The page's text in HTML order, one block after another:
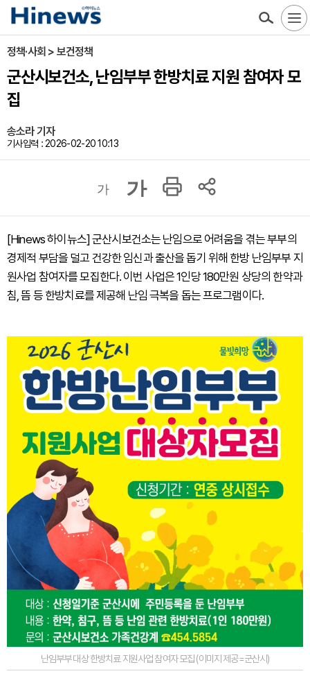
정책·사회 > 보건정책
군산시보건소, 난임부부 한방치료 지원 참여자 모
집
송소라 기자
기사입력 : 2026-02-20 10:13
가 가
[Hinews 하이뉴스] 군산시보건소는 난임으로 어려움을 겪는 부부의
경제적 부담을 덜고 건강한 임신과 출산을 돕기 위해 한방 난임부부 지
원사업 참여자를 모집한다. 이번 사업은 1인당 180만원 상당의 한약과
침, 뜸 등 한방치료를 제공해 난임 극복을 돕는 프로그램이다.
난임부부 대상 한방치료 지원사업 참여자 모집 (이미지 제공=군산시)